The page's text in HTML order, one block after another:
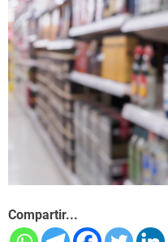
Compartir...